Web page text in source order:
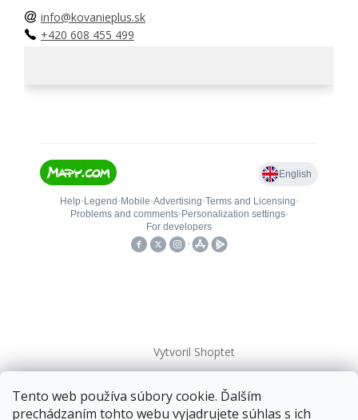
Tento web používa súbory cookie. Ďalším
prechádzaním tohto webu vyjadrujete súhlas s ich
info@kovanieplus.sk
+420 608 455 499
Vytvoril Shoptet
Copyright 2026kovanieplus. Všetky práva vyhradené.